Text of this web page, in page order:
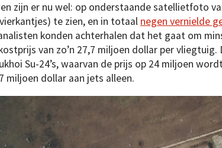
zijn er nu wel: op onderstaande satellietfoto
te zien, en in totaal negen vernielde
konden achterhalen dat het gaat om
van zo’n 27,7 miljoen dollar per
Su-24’s, waarvan de prijs op 24 miljoen
miljoen dollar aan jets alleen.